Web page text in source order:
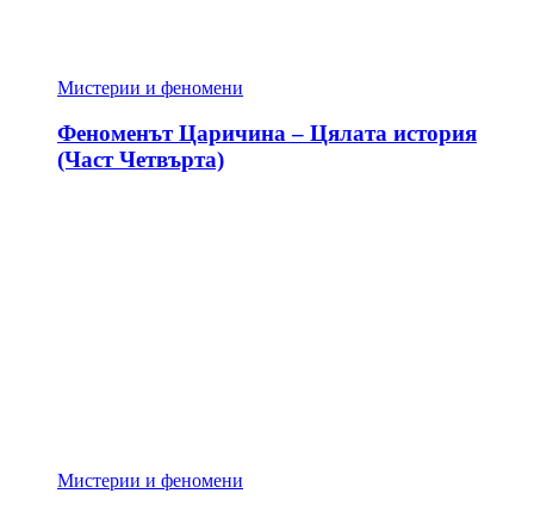
Мистерии и феномени
Феноменът Царичина – Цялата история
(Част Четвърта)
Мистерии и феномени